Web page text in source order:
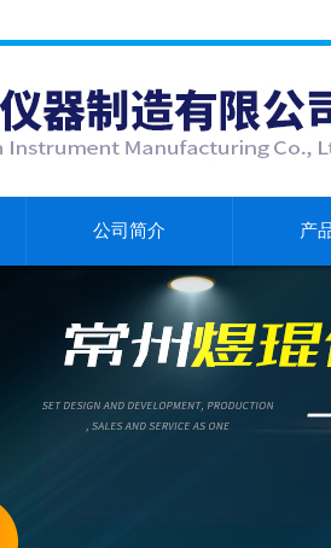
公司简介 产